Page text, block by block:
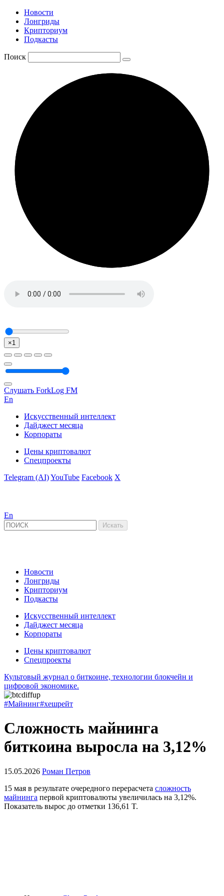
Новости
Лонгриды
Крипториум
Подкасты
Поиск
×1
Слушать ForkLog FM
En
Искусственный интеллект
Дайджест месяца
Корпораты
Цены криптовалют
Спецпроекты
Telegram (AI)YouTube Facebook X
En
Новости
Лонгриды
Крипториум
Подкасты
Искусственный интеллект
Дайджест месяца
Корпораты
Цены криптовалют
Спецпроекты
Культовый журнал о биткоине, технологии блокчейн и
цифровой экономике.
#Майнинг#хешрейт
Сложность майнинга
биткоина выросла на 3,12%
15.05.2026 Роман Петров
15 мая в результате очередного перерасчета сложность
майнинга первой криптовалюты увеличилась на 3,12%.
Показатель вырос до отметки 136,61 T.